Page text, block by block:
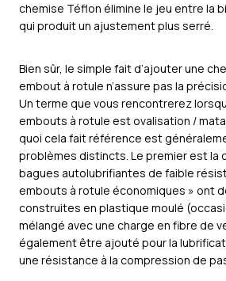
chemise Téflon élimine le jeu entre la
qui produit un ajustement plus serré.
Bien sûr, le simple fait d’ajouter une
embout à rotule n’assure pas la
Un terme que vous rencontrerez
embouts à rotule est ovalisation /
quoi cela fait référence est
problèmes distincts. Le premier est la
bagues autolubrifiantes de faible
embouts à rotule économiques » ont
construites en plastique moulé
mélangé avec une charge en fibre de
également être ajouté pour la
une résistance à la compression de